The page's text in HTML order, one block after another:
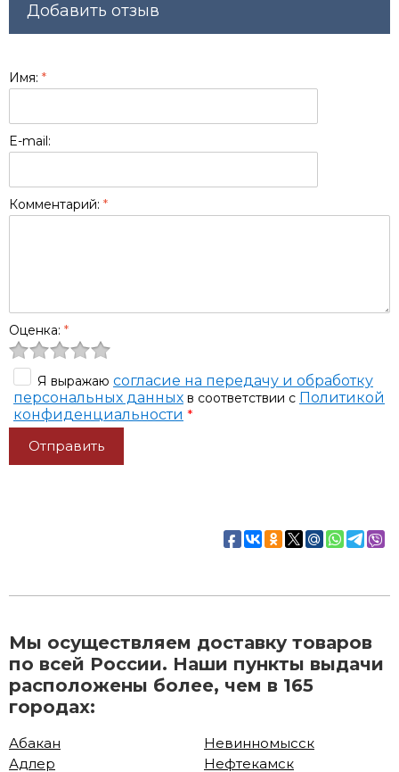
Добавить отзыв
Имя: *
E-mail:
Комментарий: *
Оценка: *
Я выражаю согласие на передачу и обработку
персональных данных в соответствии с Политикой
конфиденциальности *
Мы осуществляем доставку товаров
по всей России. Наши пункты выдачи
расположены более, чем в 165
городах:
Абакан
Адлер
Невинномысск
Нефтекамск